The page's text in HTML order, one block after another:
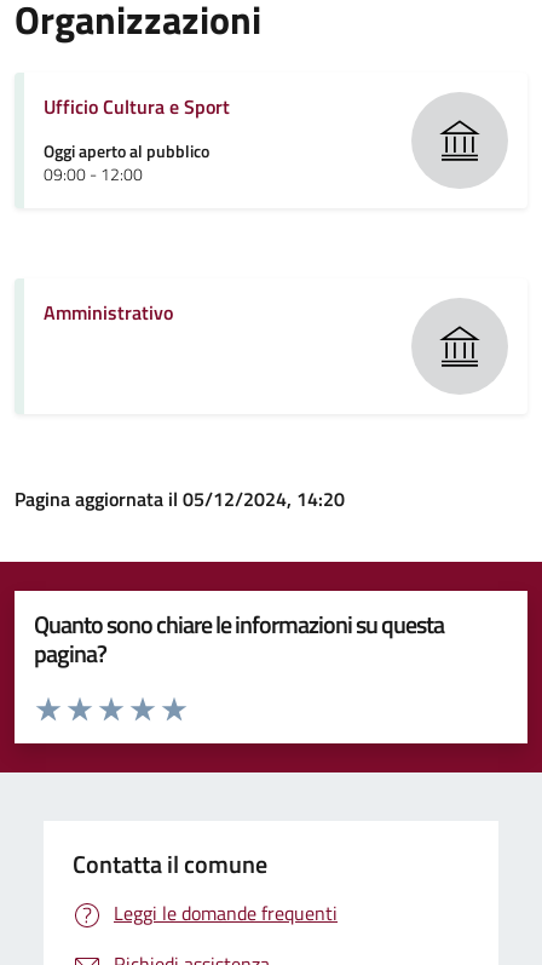
Organizzazioni
Ufficio Cultura e Sport
Oggi aperto al pubblico
09:00 - 12:00
Amministrativo
Pagina aggiornata il 05/12/2024, 14:20
Quanto sono chiare le informazioni su questa
pagina?
Valuta da 1 a 5 stelle la pagina
Valuta 5 stelle su 5
Valuta 4 stelle su 5
Valuta 3 stelle su 5
Valuta 2 stelle su 5
Valuta 1 stelle su 5
Contatta il comune
Leggi le domande frequenti